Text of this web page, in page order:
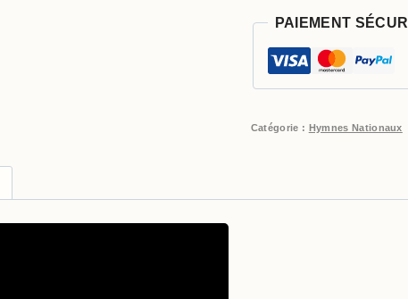
PAIEMENT
Catégorie : Hymnes Nationaux